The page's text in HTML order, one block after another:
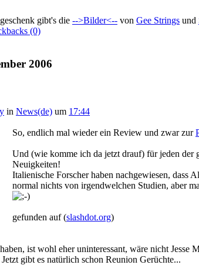
gibt's die -->Bilder<-- von Gee Strings und
(0)
2006
in News(de) um 17:44
So, endlich mal wieder ein Review und zwar zur
Und (wie komme ich da jetzt drauf) für jeden der
Neuigkeiten!
Italienische Forscher haben nachgewiesen, dass
normal nichts von irgendwelchen Studien, aber
gefunden auf (slashdot.org)
ist wohl eher uninteressant, wäre nicht Jesse
gibt es natürlich schon Reunion Gerüchte...